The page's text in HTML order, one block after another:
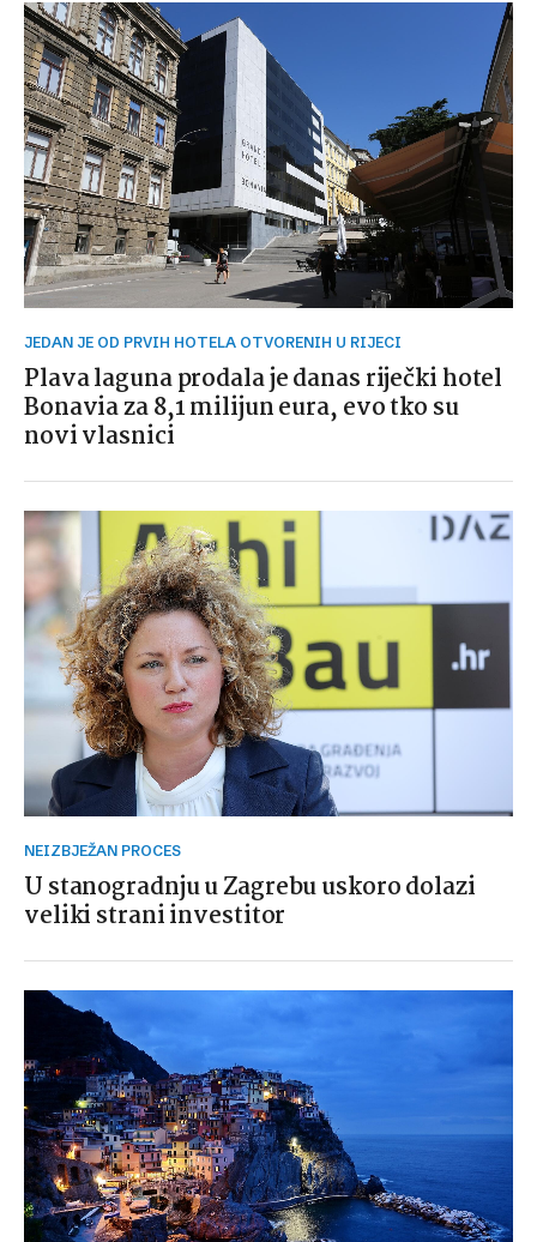
JEDAN JE OD PRVIH HOTELA OTVORENIH U RIJECI
Plava laguna prodala je danas riječki hotel
Bonavia za 8,1 milijun eura, evo tko su
novi vlasnici
NEIZBJEŽAN PROCES
U stanogradnju u Zagrebu uskoro dolazi
veliki strani investitor